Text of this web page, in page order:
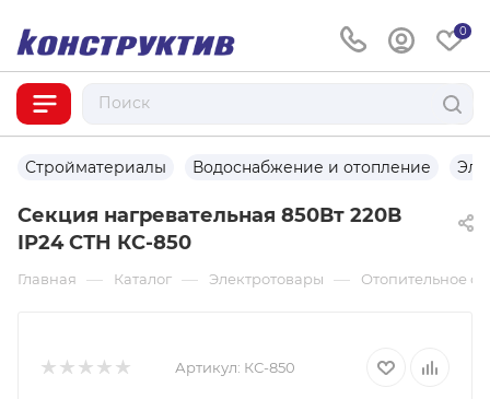
0
Стройматериалы Водоснабжение и отопление
Секция нагревательная 850Вт 220В
IP24 СТН КС-850
Главная — Каталог — Электротовары — Отопительное
Артикул: КС-850